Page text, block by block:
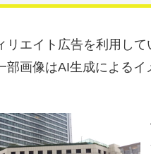
リエイト広告を利用して
部画像はAI生成による